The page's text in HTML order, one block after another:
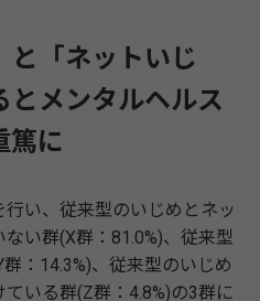
と「ネットいじ
とメンタルヘルス
篤に
い、従来型のいじめとネッ
い群(X群：81.0%)、従来型
：14.3%)、従来型のいじめ
いる群(Z群：4.8%)の3群に